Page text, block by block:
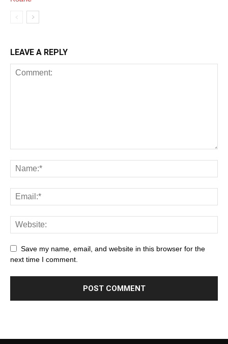
LEAVE A REPLY
Save my name, email, and website in this browser for the
next time I comment.